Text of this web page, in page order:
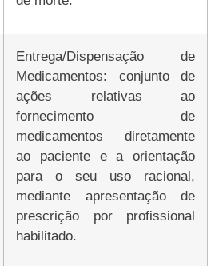
Entrega/Dispensação de
Medicamentos: conjunto de
ações relativas ao
fornecimento de
medicamentos diretamente
ao paciente e a orientação
para o seu uso racional,
mediante apresentação de
prescrição por profissional
habilitado.